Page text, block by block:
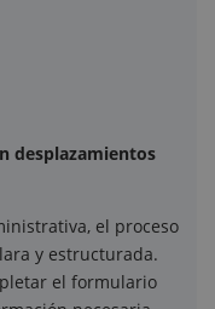
desplazamientos
el proceso
y estructurada.
el formulario